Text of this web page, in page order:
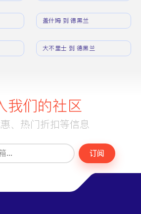
盖什姆 到 德黑兰
大不里士 到 德黑兰
我们的社区
、热门折扣等信息
订阅